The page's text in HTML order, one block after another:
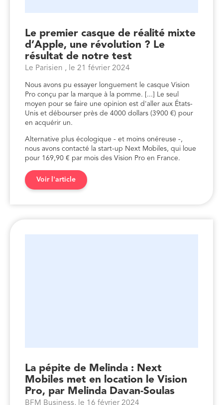
Le premier casque de réalité mixte
d’Apple, une révolution ? Le
résultat de notre test
Le Parisien , le 21 février 2024
Nous avons pu essayer longuement le casque Vision
Pro conçu par la marque à la pomme. [...] Le seul
moyen pour se faire une opinion est d'aller aux États-
Unis et débourser près de 4000 dollars (3900 €) pour
en acquérir un.
Alternative plus écologique - et moins onéreuse -,
nous avons contacté la start-up Next Mobiles, qui loue
pour 169,90 € par mois des Vision Pro en France.
Voir l'article
La pépite de Melinda : Next
Mobiles met en location le Vision
Pro, par Melinda Davan-Soulas
BFM Business, le 16 février 2024